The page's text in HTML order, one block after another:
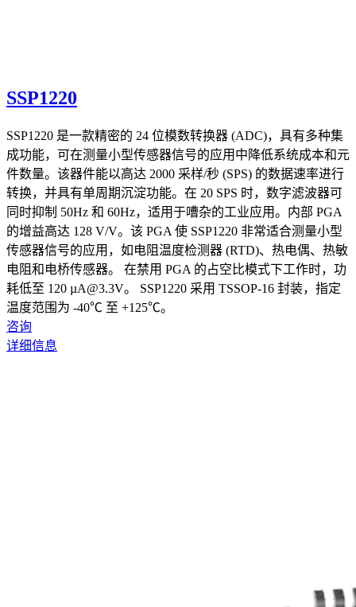
SSP1220
SSP1220 是一款精密的 24 位模数转换器 (ADC)，具有多种集
成功能，可在测量小型传感器信号的应用中降低系统成本和元
件数量。该器件能以高达 2000 采样/秒 (SPS) 的数据速率进行
转换，并具有单周期沉淀功能。在 20 SPS 时，数字滤波器可
同时抑制 50Hz 和 60Hz，适用于嘈杂的工业应用。内部 PGA
的增益高达 128 V/V。该 PGA 使 SSP1220 非常适合测量小型
传感器信号的应用，如电阻温度检测器 (RTD)、热电偶、热敏
电阻和电桥传感器。 在禁用 PGA 的占空比模式下工作时，功
耗低至 120 µA@3.3V。 SSP1220 采用 TSSOP-16 封装，指定
温度范围为 -40℃ 至 +125℃。
咨询
详细信息